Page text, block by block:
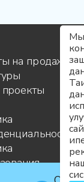
на продажу